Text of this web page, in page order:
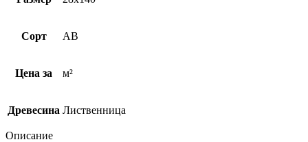
Сорт AB
Цена за м²
Древесина Лиственница
Описание